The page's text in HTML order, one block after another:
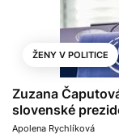
ŽENY V POLITICE
Zuzana
slovenské
Apolena Rychlíková